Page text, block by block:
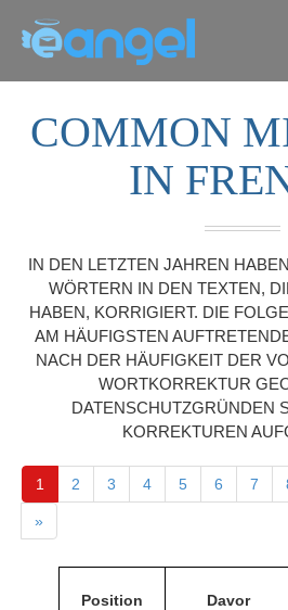
COMMON
IN
IN DEN LETZTEN JAHREN
WÖRTERN IN DEN TEXTEN,
HABEN, KORRIGIERT. DIE
AM HÄUFIGSTEN
NACH DER HÄUFIGKEIT DER
WORTKORREKTUR
DATENSCHUTZGRÜNDEN
KORREKTUREN
1 2 3 4 5 6 7
»
Position Davor